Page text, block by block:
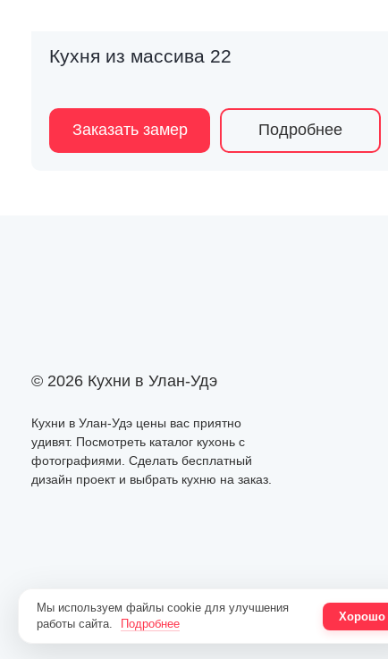
Кухня из массива 22
Заказать замер Подробнее
© 2026 Кухни в Улан-Удэ
Кухни в Улан-Удэ цены вас приятно
удивят. Посмотреть каталог кухонь с
фотографиями. Сделать бесплатный
дизайн проект и выбрать кухню на заказ.
Мы используем файлы cookie для улучшения
работы сайта.
Подробнее
Хорошо